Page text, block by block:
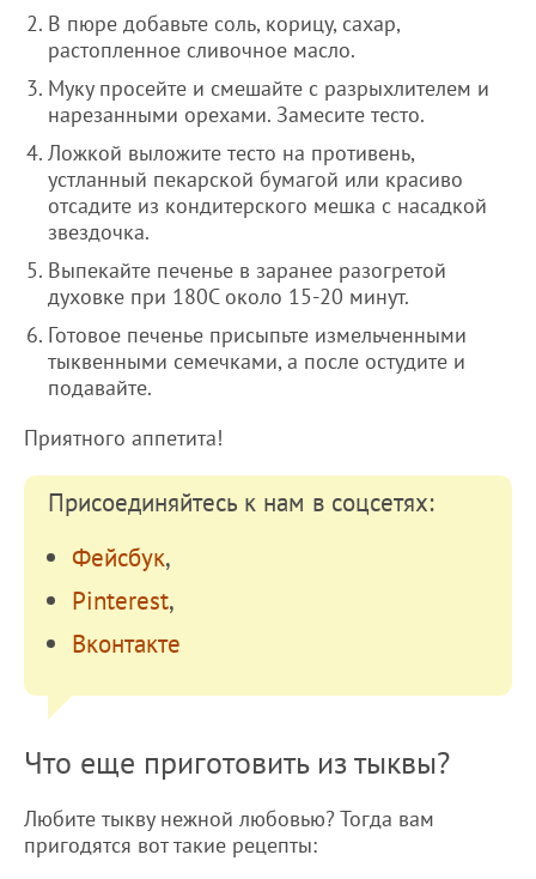
В пюре добавьте соль, корицу, сахар,
растопленное сливочное масло.
Муку просейте и смешайте с разрыхлителем и
нарезанными орехами. Замесите тесто.
Ложкой выложите тесто на противень,
устланный пекарской бумагой или красиво
отсадите из кондитерского мешка с насадкой
звездочка.
Выпекайте печенье в заранее разогретой
духовке при 180С около 15-20 минут.
Готовое печенье присыпьте измельченными
тыквенными семечками, а после остудите и
подавайте.
Приятного аппетита!
Присоединяйтесь к нам в соцсетях:
Фейсбук,
Pinterest,
Вконтакте
Что еще приготовить из тыквы?
Любите тыкву нежной любовью? Тогда вам
пригодятся вот такие рецепты: